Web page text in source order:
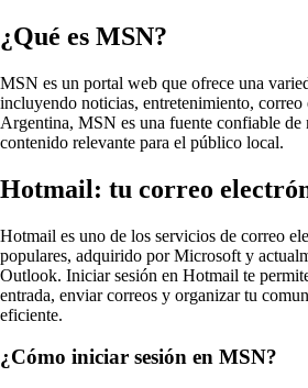
¿Qué es MSN?
MSN es un portal web que ofrece una
incluyendo noticias, entretenimiento,
Argentina, MSN es una fuente confiable de
contenido relevante para el público local.
Hotmail: tu correo
Hotmail es uno de los servicios de correo
populares, adquirido por Microsoft y
Outlook. Iniciar sesión en Hotmail te
entrada, enviar correos y organizar tu
eficiente.
¿Cómo iniciar sesión en MSN?